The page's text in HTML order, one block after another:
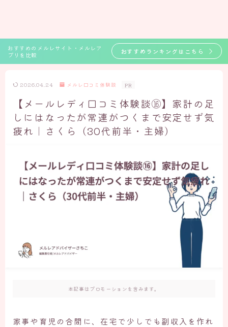
おすすめのメルレサイト・メルレア
プリを比較
おすすめランキングはこちら
2026.04.24 メルレ口コミ体験談 PR
【メールレディ口コミ体験談⑯】家計の足
しにはなったが常連がつくまで安定せず気
疲れ｜さくら（30代前半・主婦）
本記事はプロモーションを含みます。
家事や育児の合間に、在宅で少しでも副収入を作れ